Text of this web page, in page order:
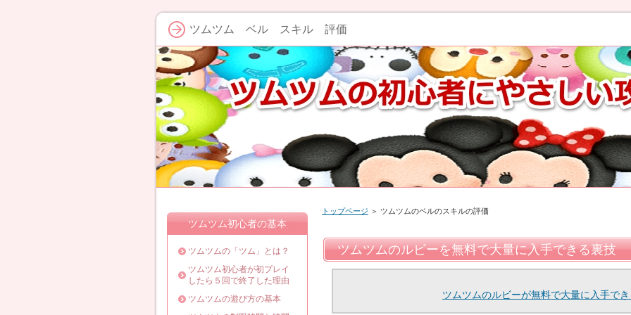
ツムツム ベル スキル 評価
トップページ ＞ ツムツムのベルのスキルの評価
ツムツムのルビーを無料で大量に入手できる裏技
ツムツムのルビーが無料で大量に入手で
ツムツム初心者の基本
ツムツムの「ツム」とは？
ツムツム初心者が初プレイ
したら５回で終了した理由
ツムツムの遊び方の基本